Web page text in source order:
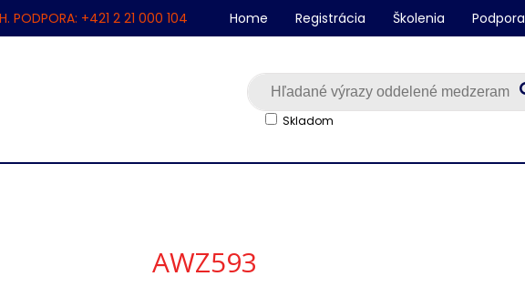
PODPORA: +421 2 21 000 104
Skladom
Home Registrácia Školenia Podpora
AWZ593